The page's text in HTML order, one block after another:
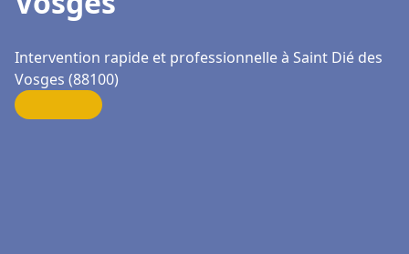
Intervention rapide et professionnelle à Saint Dié des
Vosges (88100)